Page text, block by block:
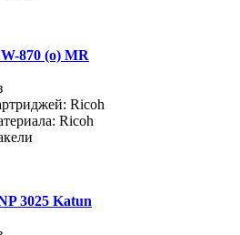
870 (о) MR
Ricoh
Ricoh
3025 Katun